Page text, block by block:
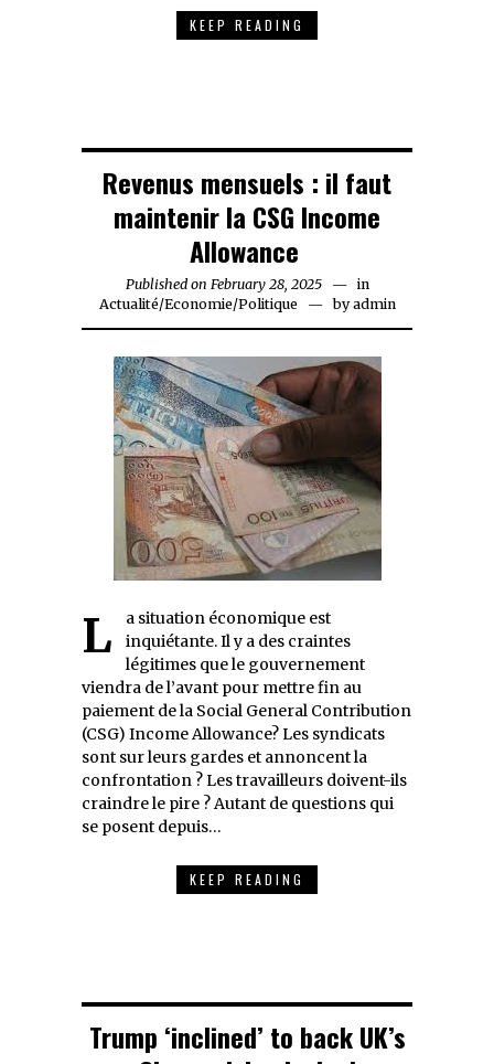
KEEP READING
Revenus mensuels : il faut
maintenir la CSG Income
Allowance
Published on February 28, 2025February
28,
2025
in
Actualité/Economie/Politique byadmin
La situation économique est
inquiétante. Il y a des craintes
légitimes que le gouvernement
viendra de l’avant pour mettre fin au
paiement de la Social General Contribution
(CSG) Income Allowance? Les syndicats
sont sur leurs gardes et annoncent la
confrontation ? Les travailleurs doivent-ils
craindre le pire ? Autant de questions qui
se posent depuis…
KEEP READING
Trump ‘inclined’ to back UK’s